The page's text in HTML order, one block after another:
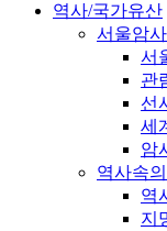
역사/국가유산
서울암
서
관
선
세
암
역사속
역
지